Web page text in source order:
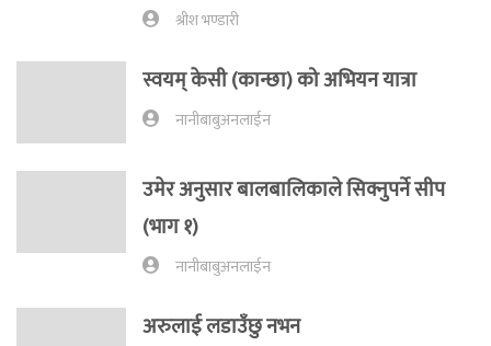
श्रीश भण्डारी
स्वयम् केसी (कान्छा) को अभियन यात्रा
नानीबाबुअनलाईन
उमेर अनुसार बालबालिकाले सिक्नुपर्ने सीप
(भाग १)
नानीबाबुअनलाईन
अरुलाई लडाउँछु नभन